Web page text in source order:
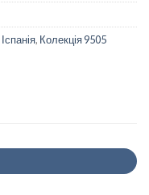
Іспанія, Колекція 9505